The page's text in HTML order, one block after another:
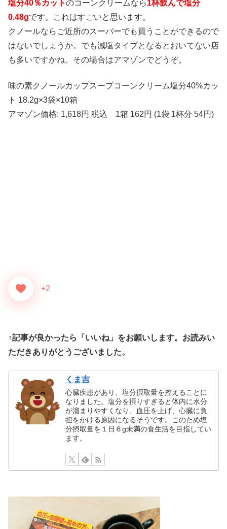
塩分40％カットのコーンクリームなら1杯飲んで塩分
0.48gです。これはすごいと思います。
クノールならご近所のスーパーでも買うことができるので
はないでしょうか。でも減塩タイプとなるとおいてない店
も多いですかね。その場合はアマゾンでどうぞ。
味の素クノールカップスープコーンクリーム塩分40%カッ
ト 18.2g×3袋×10箱
アマゾン価格: 1,618円 税込 1箱 162円 (1袋 1杯分 54円)
+2
↑記事が良かったら「いいね」をお願いします。お読みい
ただきありがとうございました。
くま吉
心臓疾患があり、塩分摂取量を控えることに
なりました。塩分を摂りすぎると体内に水分
が溜まりやすくなり、血圧を上げ、心臓に負
担をかける原因になるそうです。このため塩
分摂取量を１日６g未満の食生活を目指してい
ます。